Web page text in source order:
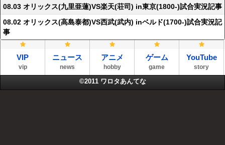
08.03 オリックス(九里亜蓮)VS楽天(荘司) in東京(1800-)試合実況記事
08.02 オリックス(高島泰都)VS西武(武内) inベルド(1700-)試合実況記
事
VIP
vip
ニュース
news
アニメ
hobby
ゲーム
game
YouTube
story
©2011 ワロタあんてな